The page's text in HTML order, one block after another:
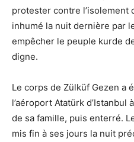
protester contre l’isolement
inhumé la nuit dernière par
empêcher le peuple kurde
digne.
Le corps de Zülküf Gezen a
l’aéroport Atatürk d’Istanbul
de sa famille, puis enterré.
mis fin à ses jours la nuit